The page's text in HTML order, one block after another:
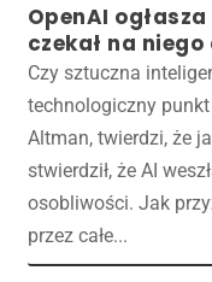
OpenAI
czekał na niego
Czy sztuczna
technologiczny
Altman, twierdzi, że
stwierdził, że AI
osobliwości. Jak
przez całe...